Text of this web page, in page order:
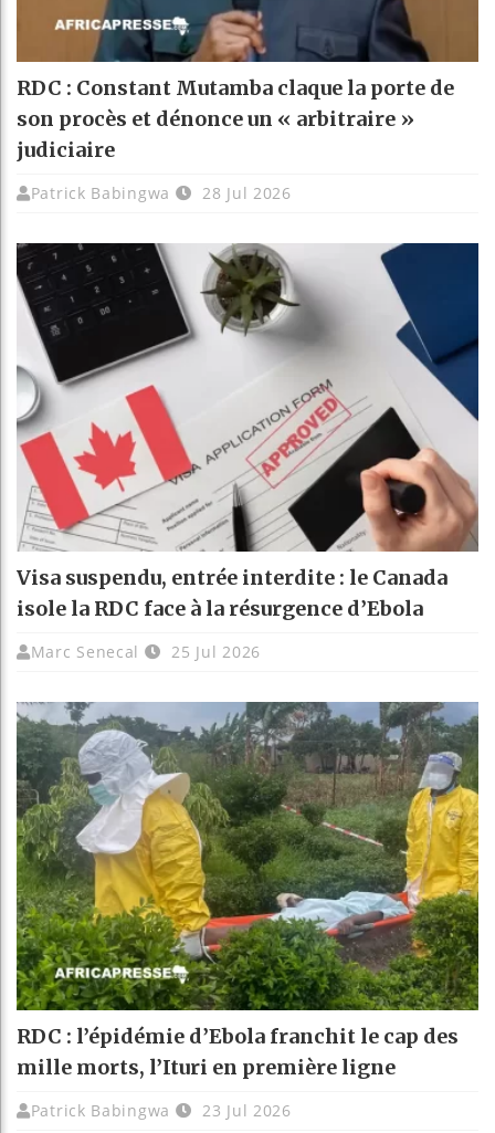
RDC : Constant Mutamba claque la porte de
son procès et dénonce un « arbitraire »
judiciaire
Patrick Babingwa 28 Jul 2026
Visa suspendu, entrée interdite : le Canada
isole la RDC face à la résurgence d’Ebola
Marc Senecal 25 Jul 2026
RDC : l’épidémie d’Ebola franchit le cap des
mille morts, l’Ituri en première ligne
Patrick Babingwa 23 Jul 2026